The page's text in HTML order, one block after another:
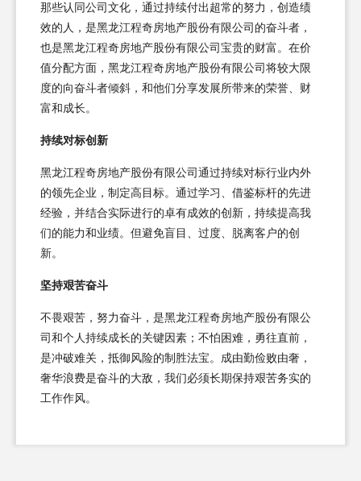
那些认同公司文化，通过持续付出超常的努力，创造绩
效的人，是黑龙江程奇房地产股份有限公司的奋斗者，
也是黑龙江程奇房地产股份有限公司宝贵的财富。在价
值分配方面，黑龙江程奇房地产股份有限公司将较大限
度的向奋斗者倾斜，和他们分享发展所带来的荣誉、财
富和成长。
持续对标创新
黑龙江程奇房地产股份有限公司通过持续对标行业内外
的领先企业，制定高目标。通过学习、借鉴标杆的先进
经验，并结合实际进行的卓有成效的创新，持续提高我
们的能力和业绩。但避免盲目、过度、脱离客户的创
新。
坚持艰苦奋斗
不畏艰苦，努力奋斗，是黑龙江程奇房地产股份有限公
司和个人持续成长的关键因素；不怕困难，勇往直前，
是冲破难关，抵御风险的制胜法宝。成由勤俭败由奢，
奢华浪费是奋斗的大敌，我们必须长期保持艰苦务实的
工作作风。